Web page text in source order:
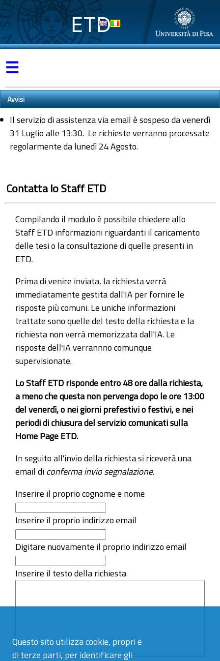
Questo sito utilizza cookie, propri e
di terze parti, per identificare gli
ETD
☰
Avvisi
Il servizio di assistenza via email è sospeso da venerdì
31 Luglio alle 13:30. Le richieste verranno processate
regolarmente da lunedì 24 Agosto.
Contatta lo Staff ETD
Compilando il modulo è possibile chiedere allo
Staff ETD informazioni riguardanti il caricamento
delle tesi o la consultazione di quelle presenti in
ETD.
Prima di venire inviata, la richiesta verrà
immediatamente gestita dall'IA per fornire le
risposte più comuni. Le uniche informazioni
trattate sono quelle del testo della richiesta e la
richiesta non verrà memorizzata dall'IA. Le
risposte dell'IA verrannno comunque
supervisionate.
Lo Staff ETD risponde entro 48 ore dalla richiesta,
a meno che questa non pervenga dopo le ore 13:00
del venerdì, o nei giorni prefestivi o festivi, e nei
periodi di chiusura del servizio comunicati sulla
Home Page ETD.
In seguito all'invio della richiesta si riceverà una
email diconferma invio segnalazione.
Inserire il proprio cognome e nome
Inserire il proprio indirizzo email
Digitare nuovamente il proprio indirizzo email
Inserire il testo della richiesta